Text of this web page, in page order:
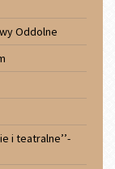
Oddolne
i teatralne’’-